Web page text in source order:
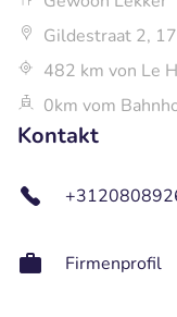
Gildestraat 2,
482 km von Le
0km vom
Kontakt
Firmenprofil